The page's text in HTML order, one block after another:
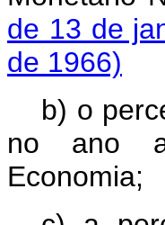
de 13 de
de 1966)
b) o
no ano